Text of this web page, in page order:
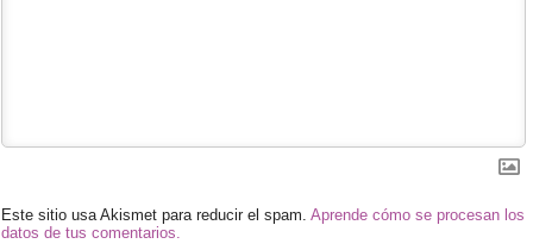
Este sitio usa Akismet para reducir el spam. Aprende cómo se procesan los
datos de tus comentarios.